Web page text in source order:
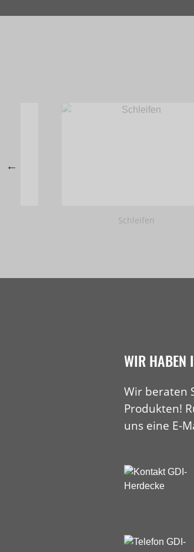
Schleifen
WIR HABEN
Wir beraten
Produkten!
uns eine E-